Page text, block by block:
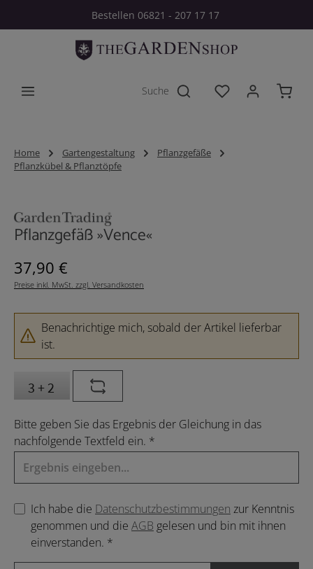
Zum Hauptinhalt springenBestellen 06821 - 207 17 17
Du hast 0
Home Gartengestaltung
Pflanzgefäße
Pflanzkübel & Pflanztöpfe
Pflanzgefäß »Vence«
Regulärer Preis:
37,90 €
Preise inkl. MwSt. zzgl. Versandkosten
Benachrichtige mich, sobald der Artikel lieferbar
ist.
Bitte geben Sie das Ergebnis der Gleichung in das
nachfolgende Textfeld ein. *
Ich habe die Datenschutzbestimmungen zur Kenntnis
genommen und die AGB gelesen und bin mit ihnen
einverstanden. *